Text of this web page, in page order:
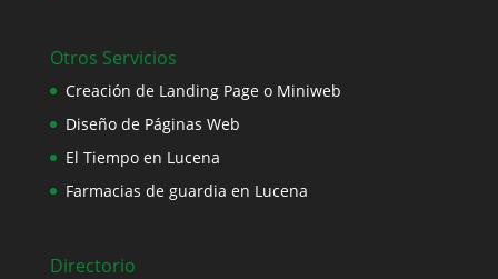
Otros Servicios
Creación de Landing Page o Miniweb
Diseño de Páginas Web
El Tiempo en Lucena
Farmacias de guardia en Lucena
Directorio